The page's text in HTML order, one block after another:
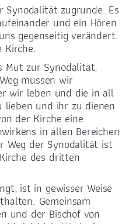
Synodalität zugrunde. Es
und ein Hören
gegenseitig verändert.
Kirche.
Mut zur Synodalität,
müssen wir
wir leben und die in all
und ihr zu dienen
der Kirche eine
in allen Bereichen
Weg der Synodalität ist
des dritten
ist in gewisser Weise
Gemeinsam
und der Bischof von